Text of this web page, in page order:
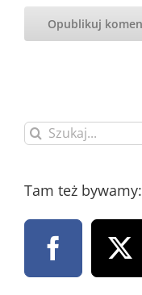
Szukaj
Tam też bywamy: